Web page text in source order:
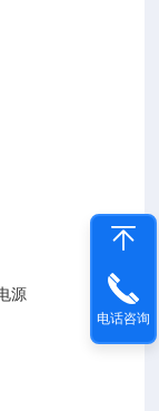
源
电话咨询